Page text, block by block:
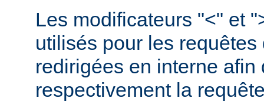
Les modificateurs "<" et
utilisés pour les requêtes
redirigées en interne afin
respectivement la